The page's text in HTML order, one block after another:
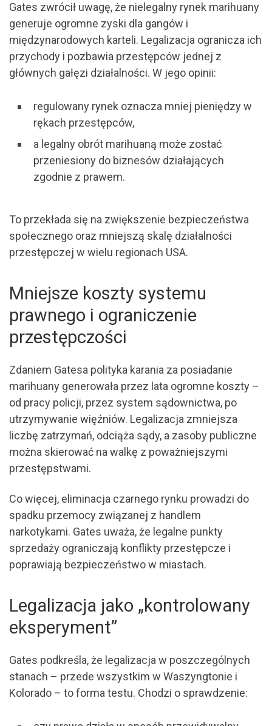
Gates zwrócił uwagę, że nielegalny rynek marihuany
generuje ogromne zyski dla gangów i
międzynarodowych karteli. Legalizacja ogranicza ich
przychody i pozbawia przestępców jednej z
głównych gałęzi działalności. W jego opinii:
regulowany rynek oznacza mniej pieniędzy w
rękach przestępców,
a legalny obrót marihuaną może zostać
przeniesiony do biznesów działających
zgodnie z prawem.
To przekłada się na zwiększenie bezpieczeństwa
społecznego oraz mniejszą skalę działalności
przestępczej w wielu regionach USA.
Mniejsze koszty systemu
prawnego i ograniczenie
przestępczości
Zdaniem Gatesa polityka karania za posiadanie
marihuany generowała przez lata ogromne koszty –
od pracy policji, przez system sądownictwa, po
utrzymywanie więźniów. Legalizacja zmniejsza
liczbę zatrzymań, odciąża sądy, a zasoby publiczne
można skierować na walkę z poważniejszymi
przestępstwami.
Co więcej, eliminacja czarnego rynku prowadzi do
spadku przemocy związanej z handlem
narkotykami. Gates uważa, że legalne punkty
sprzedaży ograniczają konflikty przestępcze i
poprawiają bezpieczeństwo w miastach.
Legalizacja jako „kontrolowany
eksperyment”
Gates podkreśla, że legalizacja w poszczególnych
stanach – przede wszystkim w Waszyngtonie i
Kolorado – to forma testu. Chodzi o sprawdzenie: